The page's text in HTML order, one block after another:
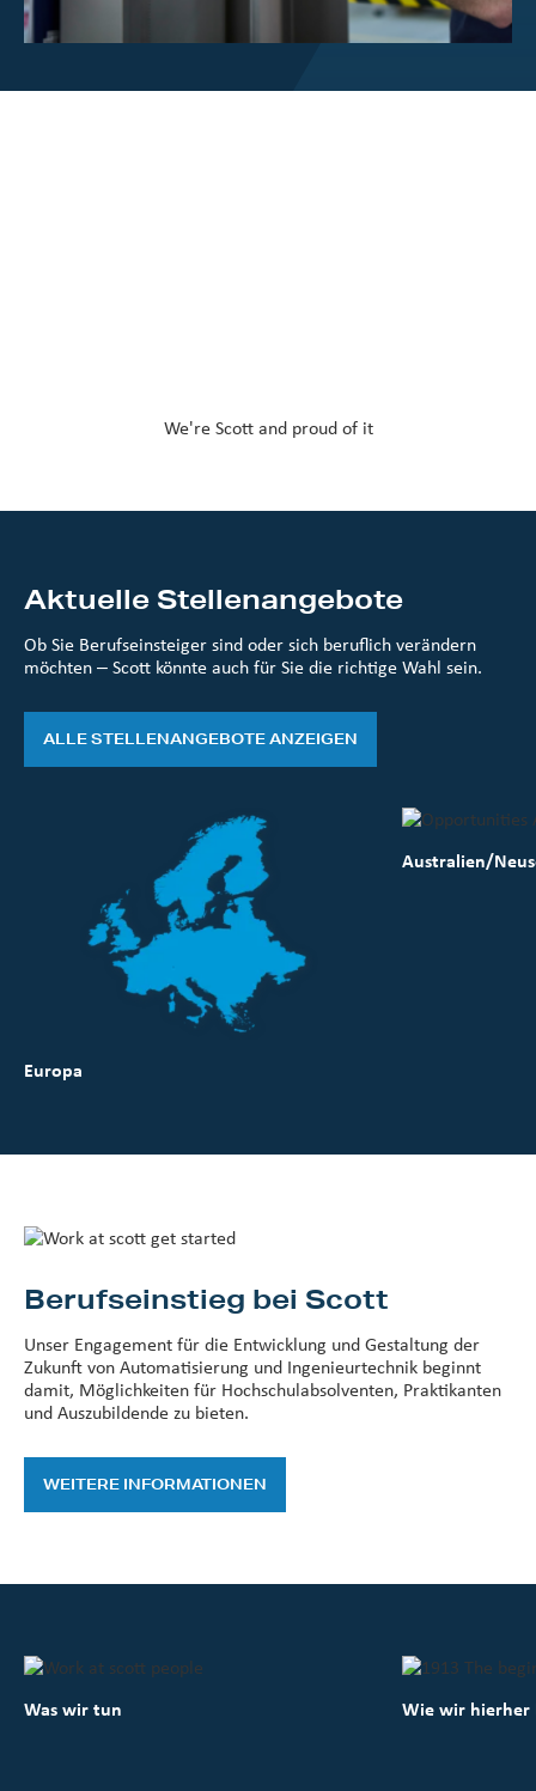
We're Scott and proud of it
Aktuelle Stellenangebote
Ob Sie Berufseinsteiger sind oder sich beruflich verändern
möchten – Scott könnte auch für Sie die richtige Wahl sein.
ALLE STELLENANGEBOTE ANZEIGEN
Europa
Australien/
Berufseinstieg bei Scott
Unser Engagement für die Entwicklung und Gestaltung der
Zukunft von Automatisierung und Ingenieurtechnik beginnt
damit, Möglichkeiten für Hochschulabsolventen, Praktikanten
und Auszubildende zu bieten.
WEITERE INFORMATIONEN
Was wir tun Wie wir hierher